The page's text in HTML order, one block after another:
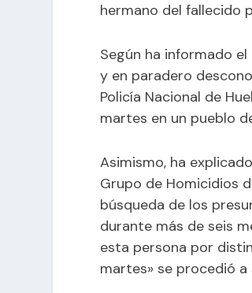
hermano del fallecido
Según ha informado
y en paradero
Policía Nacional de
martes en un pueblo
Asimismo, ha
Grupo de Homicidios
búsqueda de los
durante más de seis
esta persona por
martes» se procedió a